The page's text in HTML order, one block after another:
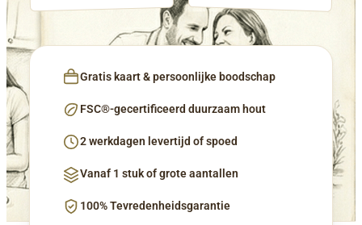
Gratis kaart & persoonlijke boodschap
FSC®-gecertificeerd duurzaam hout
2 werkdagen levertijd of spoed
Vanaf 1 stuk of grote aantallen
100% Tevredenheidsgarantie